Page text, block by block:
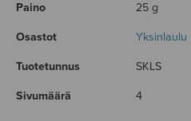
Paino 25 g
Osastot Yksinlaulu
Tuotetunnus SKLS
Sivumäärä 4